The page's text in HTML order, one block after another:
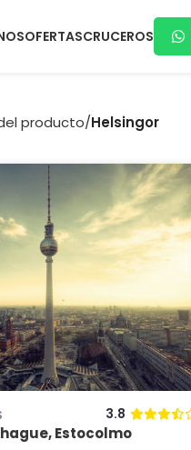
OFERTASCRUCEROS
producto/Helsingor
3.8
Estocolmo